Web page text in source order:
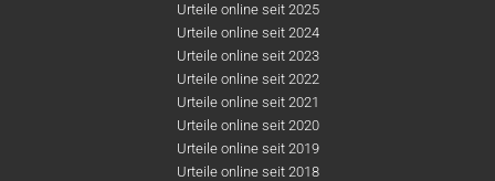
Urteile online seit 2025
Urteile online seit 2024
Urteile online seit 2023
Urteile online seit 2022
Urteile online seit 2021
Urteile online seit 2020
Urteile online seit 2019
Urteile online seit 2018